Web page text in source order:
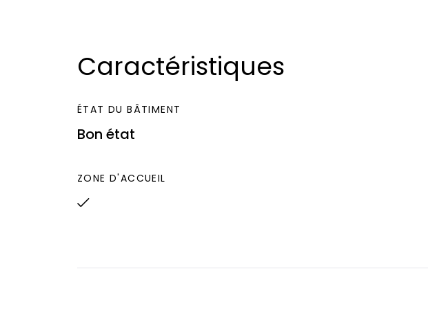
Caractéristiques
ÉTAT DU BÂTIMENT
Bon état
ZONE D'ACCUEIL